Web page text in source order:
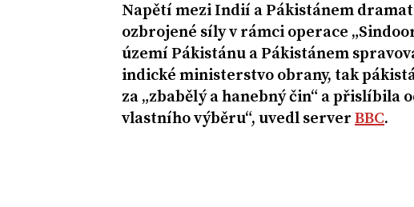
Napětí mezi Indií a Pákistánem
ozbrojené síly v rámci operace
území Pákistánu a Pákistánem
indické ministerstvo obrany, tak
za „zbabělý a hanebný čin“ a přislíbila
vlastního výběru“, uvedl server BBC.